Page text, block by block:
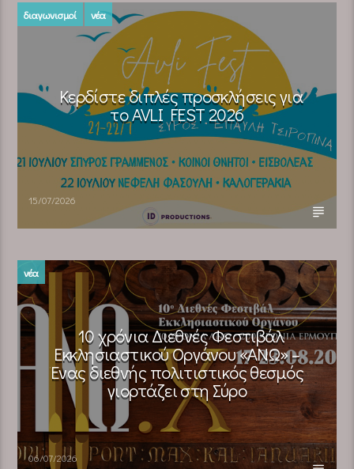
διαγωνισμοί νέα
Κερδίστε διπλές προσκλήσεις για
το AVLI FEST 2026
15/07/2026
νέα
10 χρόνια Διεθνές Φεστιβάλ
Εκκλησιαστικού Οργάνου «ΑΝΩ» –
Ένας διεθνής πολιτιστικός θεσμός
γιορτάζει στη Σύρο​
06/07/2026